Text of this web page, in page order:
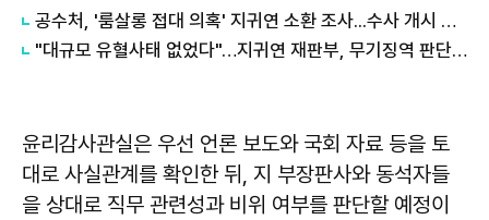
공수처, '룸살롱 접대 의혹' 지귀연 소환 조사...수사 개시 6개월만
"대규모 유혈사태 없었다"…지귀연 재판부, 무기징역 판단한 이유
윤리감사관실은 우선 언론 보도와 국회 자료 등을 토
대로 사실관계를 확인한 뒤, 지 부장판사와 동석자들
을 상대로 직무 관련성과 비위 여부를 판단할 예정이